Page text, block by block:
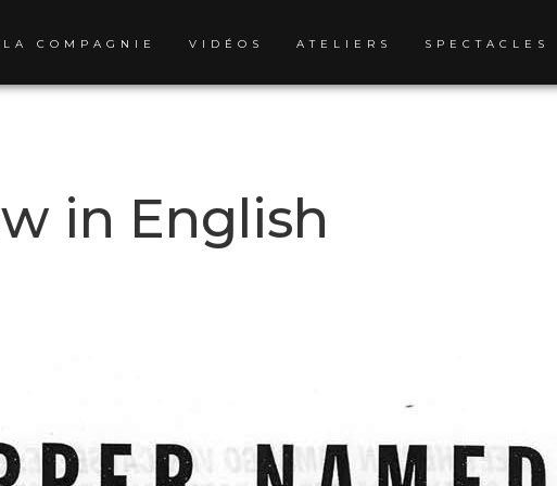
COMPAGNIE VIDÉOS ATELIERS SPECTACLES
in English